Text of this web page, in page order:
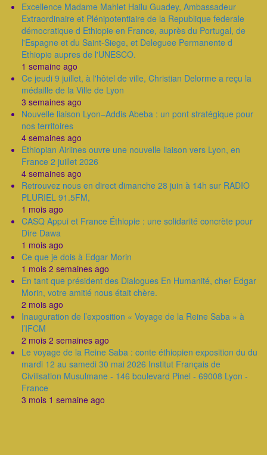
Excellence Madame Mahlet Hailu Guadey, Ambassadeur
Extraordinaire et Plénipotentiaire de la Republique federale
démocratique d Ethiopie en France, auprès du Portugal, de
l'Espagne et du Saint-Siege, et Deleguee Permanente d
Ethiopie aupres de l'UNESCO.
1 semaine ago
Ce jeudi 9 juillet, à l'hôtel de ville, Christian Delorme a reçu la
médaille de la Ville de Lyon
3 semaines ago
Nouvelle liaison Lyon–Addis Abeba : un pont stratégique pour
nos territoires
4 semaines ago
Ethiopian Airlines ouvre une nouvelle liaison vers Lyon, en
France 2 juillet 2026
4 semaines ago
Retrouvez nous en direct dimanche 28 juin à 14h sur RADIO
PLURIEL 91.5FM,
1 mois ago
CASQ Appui et France Éthiopie : une solidarité concrète pour
Dire Dawa
1 mois ago
Ce que je dois à Edgar Morin
1 mois 2 semaines ago
En tant que président des Dialogues En Humanité, cher Edgar
Morin, votre amitié nous était chère.
2 mois ago
Inauguration de l’exposition « Voyage de la Reine Saba » à
l’IFCM
2 mois 2 semaines ago
Le voyage de la Reine Saba : conte éthiopien exposition du du
mardi 12 au samedi 30 mai 2026 Institut Français de
Civilisation Musulmane - 146 boulevard Pinel - 69008 Lyon -
France
3 mois 1 semaine ago